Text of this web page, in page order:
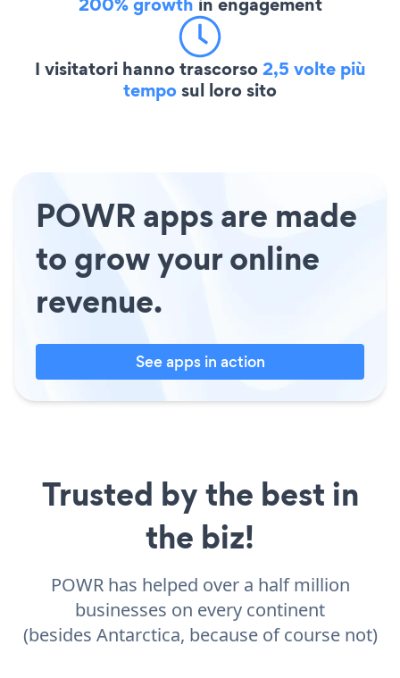
I visitatori hanno trascorso2,5 volte più
temposul loro sito
POWR apps are made
to grow your online
revenue.
See apps in action
Trusted by the best in
the biz!
POWR has helped over a half million
businesses on every continent
(besides Antarctica, because of course not)